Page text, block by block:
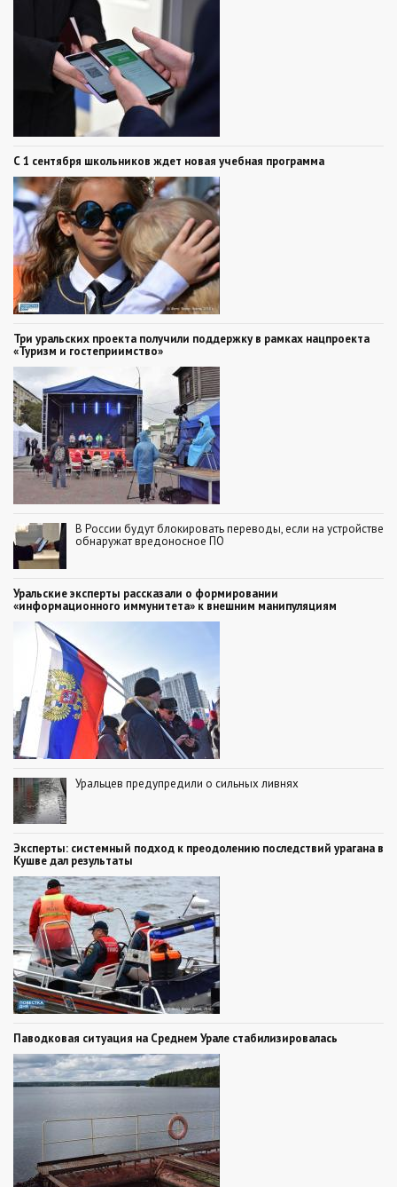
С 1 сентября школьников ждет новая учебная программа
Три уральских проекта получили поддержку в рамках нацпроекта
«Туризм и гостеприимство»
В России будут блокировать переводы, если на устройстве
обнаружат вредоносное ПО
Уральские эксперты рассказали о формировании
«информационного иммунитета» к внешним манипуляциям
Уральцев предупредили о сильных ливнях
Эксперты: системный подход к преодолению последствий урагана в
Кушве дал результаты
Паводковая ситуация на Среднем Урале стабилизировалась